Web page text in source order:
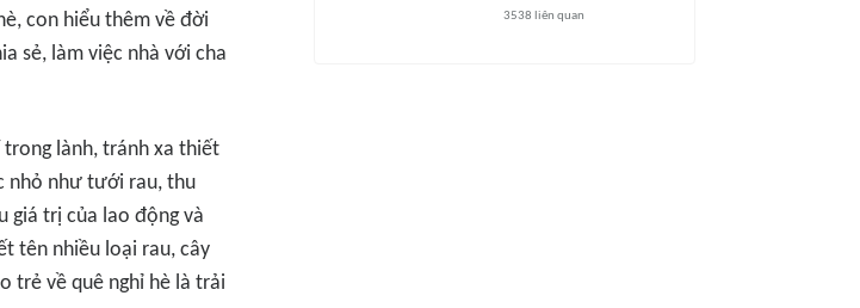
con hiểu thêm về đời
sẻ, làm việc nhà với cha
trong lành, tránh xa thiết
nhỏ như tưới rau, thu
giá trị của lao động và
tên nhiều loại rau, cây
trẻ về quê nghỉ hè là trải
3538 liên quan